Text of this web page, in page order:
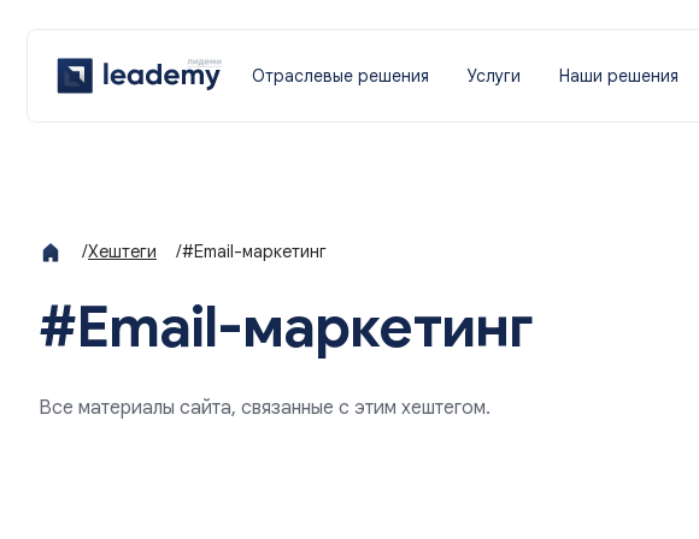
Отраслевые решения Услуги Наши решения
/Хештеги /#Email-маркетинг
#Email-маркетинг
Все материалы сайта, связанные с этим хештегом.